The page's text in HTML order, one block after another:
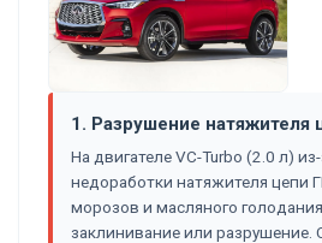
1. Разрушение натяжителя
На двигателе VC-Turbo (2.0 л)
недоработки натяжителя цепи
морозов и масляного
заклинивание или